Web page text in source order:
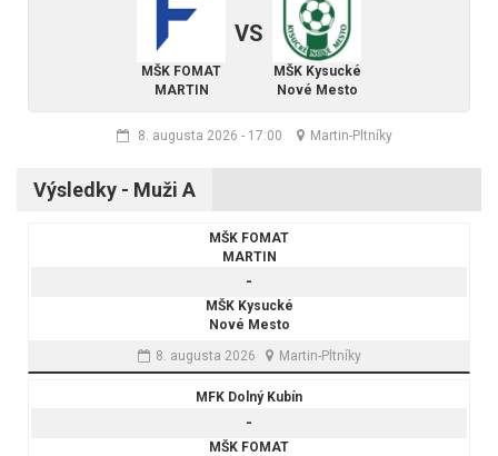
MŠK FOMAT
MARTIN
VS
MŠK Kysucké
Nové Mesto
8. augusta 2026 - 17:00 Martin-Pltníky
Výsledky - Muži A
MŠK FOMAT
MARTIN
-
MŠK Kysucké
Nové Mesto
8. augusta 2026
Martin-Pltníky
MFK Dolný Kubín
-
MŠK FOMAT